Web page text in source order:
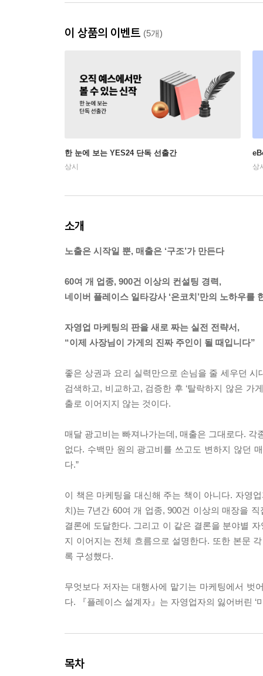
이 상품의 이벤트 (5개)
한 눈에 보는 YES24 단독 선출간
상시 상
소개
노출은 시작일 뿐, 매출은 ‘구조’가 만든다
60여 개 업종, 900건 이상의 컨설팅 경력,
네이버 플레이스 일타강사 ‘은코치’만의 노하우를
자영업 마케팅의 판을 새로 짜는 실전 전략서,
“이제 사장님이 가게의 진짜 주인이 될 때입니다”
좋은 상권과 요리 실력만으로 손님을 줄 세우던
검색하고, 비교하고, 검증한 후 ‘탈락하지 않은 가
출로 이어지지 않는 것이다.
매달 광고비는 빠져나가는데, 매출은 그대로다. 각
없다. 수백만 원의 광고비를 쓰고도 변하지 않던
다.”
이 책은 마케팅을 대신해 주는 책이 아니다. 자영
치)는 7년간 60여 개 업종, 900건 이상의 매장을
결론에 도달한다. 그리고 이 같은 결론을 분야별
지 이어지는 전체 흐름으로 설명한다. 또한 본문
록 구성했다.
무엇보다 저자는 대행사에 맡기는 마케팅에서 벗
다. 『플레이스 설계자』는 자영업자의 잃어버린 ‘
목차